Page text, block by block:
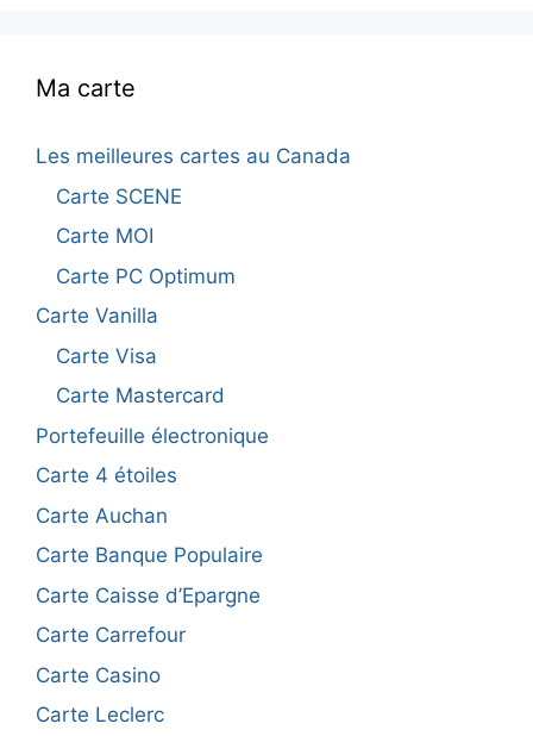
Ma carte
Les meilleures cartes au Canada
Carte SCENE
Carte MOI
Carte PC Optimum
Carte Vanilla
Carte Visa
Carte Mastercard
Portefeuille électronique
Carte 4 étoiles
Carte Auchan
Carte Banque Populaire
Carte Caisse d’Epargne
Carte Carrefour
Carte Casino
Carte Leclerc